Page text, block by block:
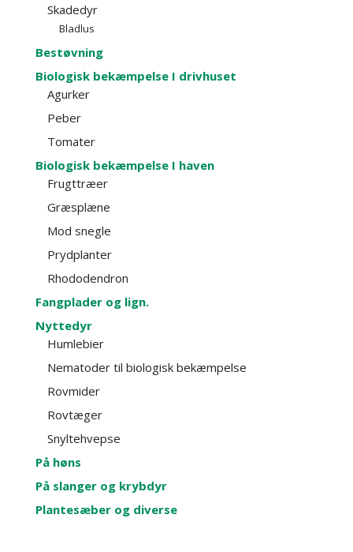
Skadedyr
Bladlus
Bestøvning
Biologisk bekæmpelse I drivhuset
Agurker
Peber
Tomater
Biologisk bekæmpelse I haven
Frugttræer
Græsplæne
Mod snegle
Prydplanter
Rhododendron
Fangplader og lign.
Nyttedyr
Humlebier
Nematoder til biologisk bekæmpelse
Rovmider
Rovtæger
Snyltehvepse
På høns
På slanger og krybdyr
Plantesæber og diverse